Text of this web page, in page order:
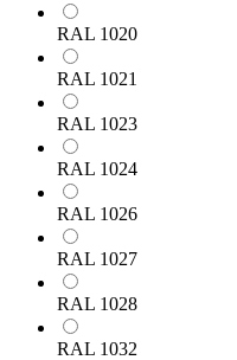
RAL 1020
RAL 1021
RAL 1023
RAL 1024
RAL 1026
RAL 1027
RAL 1028
RAL 1032